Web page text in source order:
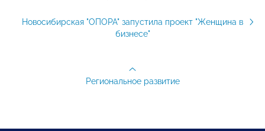
Новосибирская "ОПОРА" запустила проект "Женщина в
бизнесе"
Региональное развитие